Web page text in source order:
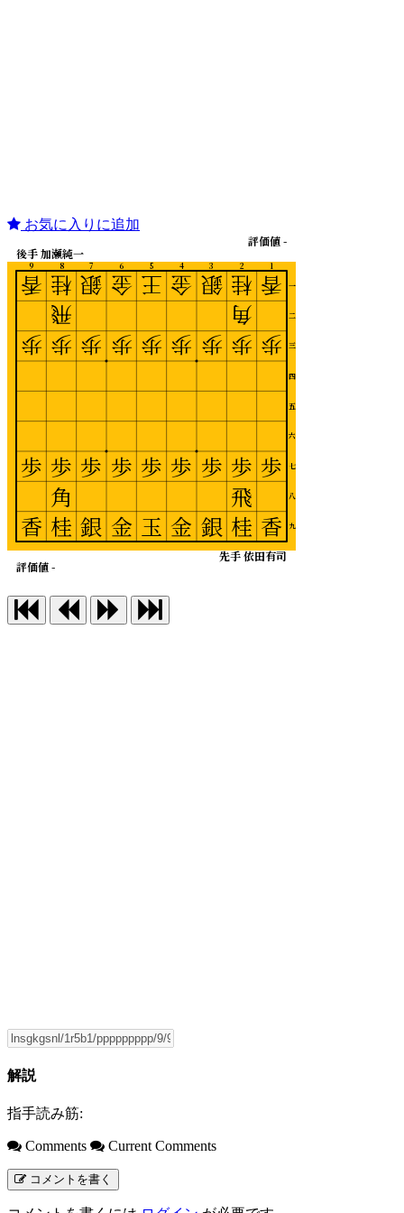
お気に入りに追加
1
2
3
4
5
6
7
8
9
一
二
三
四
五
六
七
八
九
先手 依田有司
後手 加瀬純一
評価値 -
評価値 -
香
歩
歩
香
桂
角
歩
歩
飛
桂
銀
歩
歩
銀
金
歩
歩
金
王
歩
歩
玉
金
歩
歩
金
銀
歩
歩
銀
桂
飛
歩
歩
角
桂
香
歩
歩
香
解説
指手読み筋:
Comments Current Comments
コメントを書く